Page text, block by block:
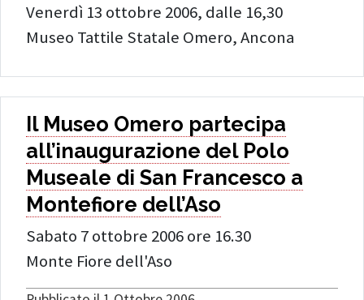
Venerdì 13 ottobre 2006, dalle 16,30
Museo Tattile Statale Omero, Ancona
Il Museo Omero partecipa
all’inaugurazione del Polo
Museale di San Francesco a
Montefiore dell’Aso
Sabato 7 ottobre 2006 ore 16.30
Monte Fiore dell'Aso